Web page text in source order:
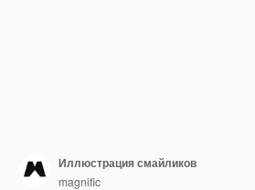
Иллюстрация смайликов
magnific